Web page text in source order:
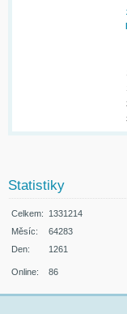
Statistiky
Online: 86
Celkem:
1331214
Měsíc:
64283
Den:
1261